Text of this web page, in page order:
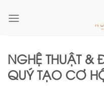
NGHỆ THUẬT &
QUÝ TẠO CƠ